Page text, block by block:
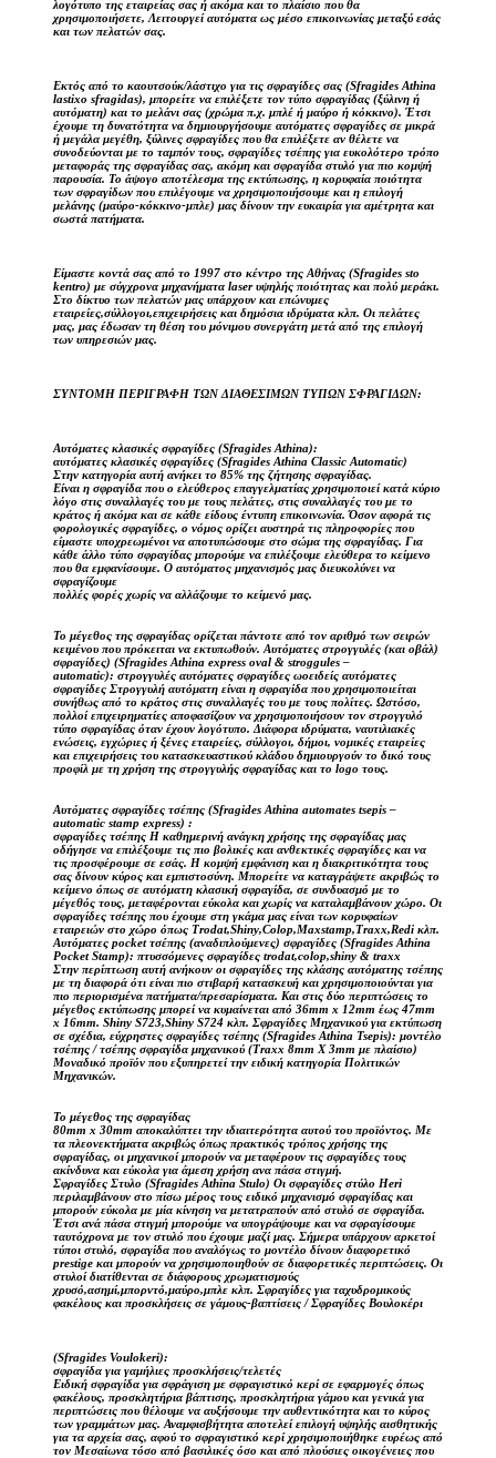
λογότυπο της εταιρείας σας ή ακόμα και το πλαίσιο που θα
χρησιμοποιήσετε, Λειτουργεί αυτόματα ως μέσο επικοινωνίας μεταξύ εσάς
και των πελατών σας.
Εκτός από το καουτσούκ/λάστιχο για τις σφραγίδες σας (Sfragides Athina
lastixo sfragidas), μπορείτε να επιλέξετε τον τύπο σφραγίδας (ξύλινη ή
αυτόματη) και το μελάνι σας (χρώμα π.χ. μπλέ ή μαύρο ή κόκκινο). Έτσι
έχουμε τη δυνατότητα να δημιουργήσουμε αυτόματες σφραγίδες σε μικρά
ή μεγάλα μεγέθη, ξύλινες σφραγίδες που θα επιλέξετε αν θέλετε να
συνοδεύονται με το ταμπόν τους, σφραγίδες τσέπης για ευκολότερο τρόπο
μεταφοράς της σφραγίδας σας, ακόμη και σφραγίδα στυλό για πιο κομψή
παρουσία. Το άψογο αποτέλεσμα της εκτύπωσης, η κορυφαία ποιότητα
των σφραγίδων που επιλέγουμε να χρησιμοποιήσουμε και η επιλογή
μελάνης (μαύρο-κόκκινο-μπλε) μας δίνουν την ευκαιρία για αμέτρητα και
σωστά πατήματα.
Είμαστε κοντά σας από το 1997 στο κέντρο της Αθήνας (Sfragides sto
kentro) με σύγχρονα μηχανήματα laser υψηλής ποιότητας και πολύ μεράκι.
Στο δίκτυο των πελατών μας υπάρχουν και επώνυμες
εταιρείες,σύλλογοι,επιχειρήσεις και δημόσια ιδρύματα κλπ. Οι πελάτες
μας, μας έδωσαν τη θέση του μόνιμου συνεργάτη μετά από της επιλογή
των υπηρεσιών μας.
ΣΥΝΤΟΜΗ ΠΕΡΙΓΡΑΦΗ ΤΩΝ ΔΙΑΘΕΣΙΜΩΝ ΤΥΠΩΝ ΣΦΡΑΓΙΔΩΝ:
Αυτόματες κλασικές σφραγίδες (Sfragides Athina):
αυτόματες κλασικές σφραγίδες (Sfragides Athina Classic Automatic)
Στην κατηγορία αυτή ανήκει το 85% της ζήτησης σφραγίδας.
Είναι η σφραγίδα που ο ελεύθερος επαγγελματίας χρησιμοποιεί κατά κύριο
λόγο στις συναλλαγές του με τους πελάτες, στις συναλλαγές του με το
κράτος ή ακόμα και σε κάθε είδους έντυπη επικοινωνία. Όσον αφορά τις
φορολογικές σφραγίδες, ο νόμος ορίζει αυστηρά τις πληροφορίες που
είμαστε υποχρεωμένοι να αποτυπώσουμε στο σώμα της σφραγίδας. Για
κάθε άλλο τύπο σφραγίδας μπορούμε να επιλέξουμε ελεύθερα το κείμενο
που θα εμφανίσουμε. Ο αυτόματος μηχανισμός μας διευκολύνει να
σφραγίζουμε
πολλές φορές χωρίς να αλλάζουμε το κείμενό μας.
Το μέγεθος της σφραγίδας ορίζεται πάντοτε από τον αριθμό των σειρών
κειμένου που πρόκειται να εκτυπωθούν. Αυτόματες στρογγυλές (και οβάλ)
σφραγίδες) (Sfragides Athina express oval & stroggules –
automatic): στρογγυλές αυτόματες σφραγίδες ωοειδείς αυτόματες
σφραγίδες Στρογγυλή αυτόματη είναι η σφραγίδα που χρησιμοποιείται
συνήθως από το κράτος στις συναλλαγές του με τους πολίτες. Ωστόσο,
πολλοί επιχειρηματίες αποφασίζουν να χρησιμοποιήσουν τον στρογγυλό
τύπο σφραγίδας όταν έχουν λογότυπο. Διάφορα ιδρύματα, ναυτιλιακές
ενώσεις, εγχώριες ή ξένες εταιρείες, σύλλογοι, δήμοι, νομικές εταιρείες
και επιχειρήσεις του κατασκευαστικού κλάδου δημιουργούν το δικό τους
προφίλ με τη χρήση της στρογγυλής σφραγίδας και το logo τους.
Αυτόματες σφραγίδες τσέπης (Sfragides Athina automates tsepis –
automatic stamp express) :
σφραγίδες τσέπης Η καθημερινή ανάγκη χρήσης της σφραγίδας μας
οδήγησε να επιλέξουμε τις πιο βολικές και ανθεκτικές σφραγίδες και να
τις προσφέρουμε σε εσάς. Η κομψή εμφάνιση και η διακριτικότητα τους
σας δίνουν κύρος και εμπιστοσύνη. Μπορείτε να καταγράψετε ακριβώς το
κείμενο όπως σε αυτόματη κλασική σφραγίδα, σε συνδυασμό με το
μέγεθός τους, μεταφέρονται εύκολα και χωρίς να καταλαμβάνουν χώρο. Οι
σφραγίδες τσέπης που έχουμε στη γκάμα μας είναι των κορυφαίων
εταιρειών στο χώρο όπως Trodat,Shiny,Colop,Maxstamp,Traxx,Redi κλπ.
Αυτόματες pocket τσέπης (αναδιπλούμενες) σφραγίδες (Sfragides Athina
Pocket Stamp): πτυσσόμενες σφραγίδες trodat,colop,shiny & traxx
Στην περίπτωση αυτή ανήκουν οι σφραγίδες της κλάσης αυτόματης τσέπης
με τη διαφορά ότι είναι πιο στιβαρή κατασκευή και χρησιμοποιούνται για
πιο περιορισμένα πατήματα/πρεσαρίσματα. Και στις δύο περιπτώσεις το
μέγεθος εκτύπωσης μπορεί να κυμαίνεται από 36mm x 12mm έως 47mm
x 16mm. Shiny S723,Shiny S724 κλπ. Σφραγίδες Μηχανικού για εκτύπωση
σε σχέδια, εύχρηστες σφραγίδες τσέπης (Sfragides Athina Tsepis): μοντέλο
τσέπης / τσέπης σφραγίδα μηχανικού (Traxx 8mm X 3mm με πλαίσιο)
Μοναδικό προϊόν που εξυπηρετεί την ειδική κατηγορία Πολιτικών
Μηχανικών.
Το μέγεθος της σφραγίδας
80mm x 30mm αποκαλύπτει την ιδιαιτερότητα αυτού του προϊόντος. Με
τα πλεονεκτήματα ακριβώς όπως πρακτικός τρόπος χρήσης της
σφραγίδας, οι μηχανικοί μπορούν να μεταφέρουν τις σφραγίδες τους
ακίνδυνα και εύκολα για άμεση χρήση ανα πάσα στιγμή.
Σφραγίδες Στυλο (Sfragides Athina Stulo) Οι σφραγίδες στύλο Heri
περιλαμβάνουν στο πίσω μέρος τους ειδικό μηχανισμό σφραγίδας και
μπορούν εύκολα με μία κίνηση να μετατραπούν από στυλό σε σφραγίδα.
Έτσι ανά πάσα στιγμή μπορούμε να υπογράψουμε και να σφραγίσουμε
ταυτόχρονα με τον στυλό που έχουμε μαζί μας. Σήμερα υπάρχουν αρκετοί
τύποι στυλό, σφραγίδα που αναλόγως το μοντέλο δίνουν διαφορετικό
prestige και μπορούν να χρησιμοποιηθούν σε διαφορετικές περιπτώσεις. Οι
στυλοί διατίθενται σε διάφορους χρωματισμούς
χρυσό,ασημί,μπορντό,μαύρο,μπλε κλπ. Σφραγίδες για ταχυδρομικούς
φακέλους και προσκλήσεις σε γάμους-βαπτίσεις / Σφραγίδες Βουλοκέρι
(Sfragides Voulokeri):
σφραγίδα για γαμήλιες προσκλήσεις/τελετές
Ειδική σφραγίδα για σφράγιση με σφραγιστικό κερί σε εφαρμογές όπως
φακέλους, προσκλητήρια βάπτισης, προσκλητήρια γάμου και γενικά για
περιπτώσεις που θέλουμε να αυξήσουμε την αυθεντικότητα και το κύρος
των γραμμάτων μας. Αναμφισβήτητα αποτελεί επιλογή υψηλής αισθητικής
για τα αρχεία σας, αφού το σφραγιστικό κερί χρησιμοποιήθηκε ευρέως από
τον Μεσαίωνα τόσο από βασιλικές όσο και από πλούσιες οικογένειες που